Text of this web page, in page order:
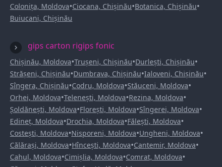
Colonița, Moldova•Ciocana, Chișinău•Botanica, Chișinău•
Buiucani, Chișinău
gips carton rigips fonic
Chișinău, Moldova•Trușeni, Chișinău•Durlești, Chișinău•
Strășeni, Chișinău•Dumbrava, Chișinău•Ialoveni, Chișinău•
Sîngera, Chișinău•Codru, Moldova•Stăuceni, Moldova•
Orhei, Moldova•Telenești, Moldova•Rezina, Moldova•
Șoldănești, Moldova•Florești, Moldova•Sîngerei, Moldova•
Edineț, Moldova•Drochia, Moldova•Fălești, Moldova•
Costești, Moldova•Nisporeni, Moldova•Ungheni, Moldova•
Călărași, Moldova•Hîncești, Moldova•Cantemir, Moldova•
Cahul, Moldova•Cimișlia, Moldova•Comrat, Moldova•